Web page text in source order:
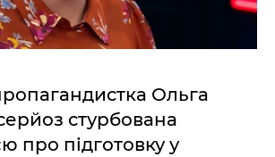
Ольга
стурбована
про підготовку у